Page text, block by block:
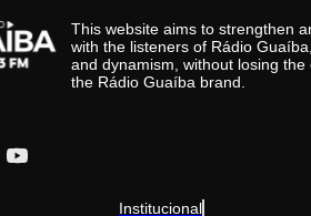
This website aims to strengthen
with the listeners of Rádio
and dynamism, without losing
the Rádio Guaíba brand.
Institucional